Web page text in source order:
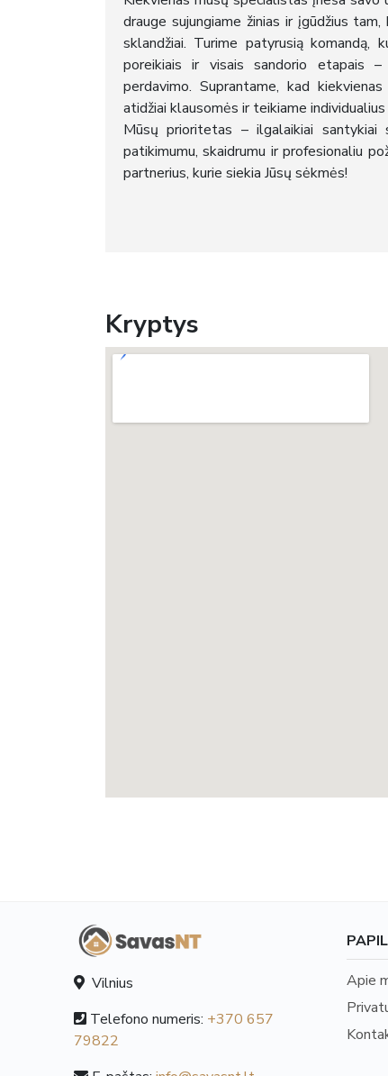
drauge sujungiame žinias ir įgūdžius
sklandžiai. Turime patyrusią komandą,
poreikiais ir visais sandorio etapais
perdavimo. Suprantame, kad
atidžiai klausomės ir teikiame
Mūsų prioritetas – ilgalaikiai santykiai
patikimumu, skaidrumu ir profesionaliu
partnerius, kurie siekia Jūsų sėkmės!
Kryptys
Vilnius
Telefono numeris: +370 657
79822
Apie